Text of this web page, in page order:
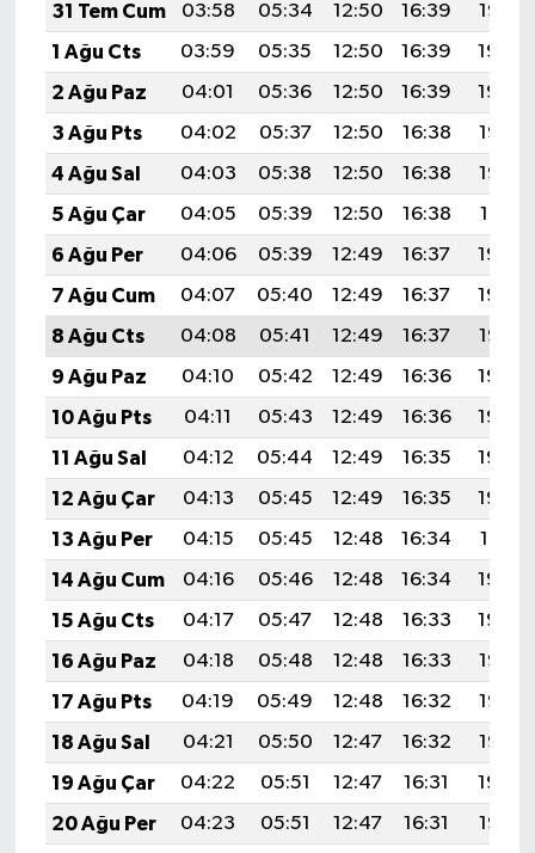
31 Tem Cum
03:58 05:34 12:50 16:39
19:55
1 Ağu Cts
03:59 05:35 12:50 16:39
19:54
2 Ağu Paz
04:01 05:36 12:50 16:39
19:54
3 Ağu Pts
04:02 05:37 12:50 16:38
19:53
4 Ağu Sal
04:03 05:38 12:50 16:38
19:52
5 Ağu Çar
04:05 05:39 12:50 16:38
19:51
6 Ağu Per
04:06 05:39 12:49 16:37
19:49
7 Ağu Cum
04:07 05:40 12:49 16:37
19:48
8 Ağu Cts
04:08 05:41 12:49 16:37
19:47
9 Ağu Paz
04:10 05:42 12:49 16:36
19:46
10 Ağu Pts
04:11 05:43 12:49 16:36
19:45
11 Ağu Sal
04:12 05:44 12:49 16:35
19:44
12 Ağu Çar
04:13 05:45 12:49 16:35
19:43
13 Ağu Per
04:15 05:45 12:48 16:34
19:41
14 Ağu Cum
04:16 05:46 12:48 16:34
19:40
15 Ağu Cts
04:17 05:47 12:48 16:33
19:39
16 Ağu Paz
04:18 05:48 12:48 16:33
19:38
17 Ağu Pts
04:19 05:49 12:48 16:32
19:37
18 Ağu Sal
04:21 05:50 12:47 16:32
19:35
19 Ağu Çar
04:22 05:51 12:47 16:31
19:34
20 Ağu Per
04:23 05:51 12:47 16:31
19:33